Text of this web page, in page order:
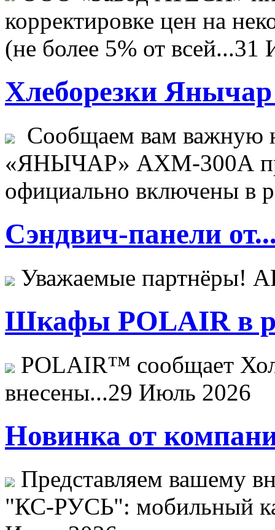
корректировке цен на
(не более 5% от всей...31
Хлеборезки Янычар
Сообщаем вам важную
«ЯНЫЧАР» АХМ-300А
официально включены в
Сэндвич-панели
Уважаемые
Шкафы POLAIR в
POLAIR™ сообщает
внесены...29 Июль 2026
Новинка от
Представляем вашему
"КС-РУСЬ": мобильный